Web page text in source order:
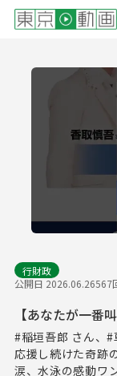
行財政
公開日 2026.06.26567
【あなたが一番
#稲垣吾郎 さん、
応援し続けた奇跡
涙、水泳の感動ワ